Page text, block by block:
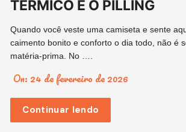
TÉRMICO E O PILLING
Quando você veste uma camiseta e sente
caimento bonito e conforto o dia todo, não é
matéria-prima. No ….
On: 24 de fevereiro de 2026
Continuar lendo